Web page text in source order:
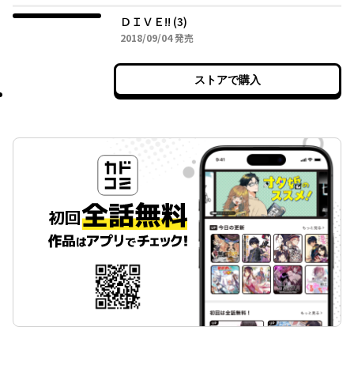
ＤＩＶＥ!! (3)
2018/09/042018年09月04日
発売
ストアで購入